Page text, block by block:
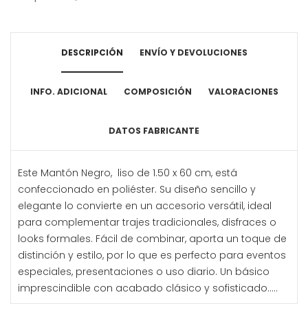
DESCRIPCIÓN ENVÍO Y DEVOLUCIONES
INFO. ADICIONAL COMPOSICIÓN VALORACIONES
DATOS FABRICANTE
Este Mantón Negro, liso de 1.50 x 60 cm, está
confeccionado en poliéster. Su diseño sencillo y
elegante lo convierte en un accesorio versátil, ideal
para complementar trajes tradicionales, disfraces o
looks formales. Fácil de combinar, aporta un toque de
distinción y estilo, por lo que es perfecto para eventos
especiales, presentaciones o uso diario. Un básico
imprescindible con acabado clásico y sofisticado.....